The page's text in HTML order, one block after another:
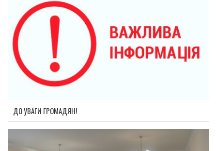
ДО УВАГИ ГРОМАДЯН!